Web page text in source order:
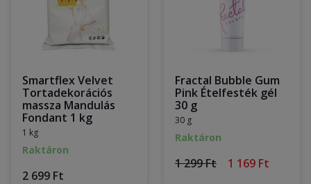
Smartflex Velvet
Tortadekorációs
massza Mandulás
Fondant 1 kg
1 kg
Raktáron
2 699 Ft
Fractal Bubble Gum
Pink Ételfesték gél
30 g
30 g
Raktáron
1 299 Ft 1 169 Ft